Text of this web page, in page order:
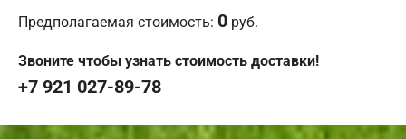
Предполагаемая стоимость: 0 руб.
Звоните чтобы узнать стоимость доставки!
+7 921 027-89-78